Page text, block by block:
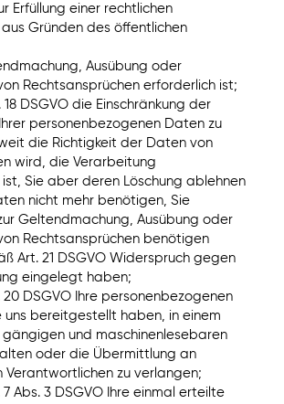
Erfüllung einer rechtlichen
Gründen des öffentlichen
Ausübung oder
Rechtsansprüchen erforderlich ist;
DSGVO die Einschränkung der
personenbezogenen Daten zu
die Richtigkeit der Daten von
wird, die Verarbeitung
Sie aber deren Löschung ablehnen
nicht mehr benötigen, Sie
Geltendmachung, Ausübung oder
Rechtsansprüchen benötigen
Art. 21 DSGVO Widerspruch gegen
eingelegt haben;
20 DSGVO Ihre personenbezogenen
uns bereitgestellt haben, in einem
und maschinenlesebaren
oder die Übermittlung an
Verantwortlichen zu verlangen;
Abs. 3 DSGVO Ihre einmal erteilte